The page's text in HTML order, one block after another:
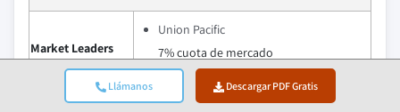
Llámanos Descargar PDF Gratis
Market Leaders
Union Pacific
7% cuota de mercado
CEVA Logística